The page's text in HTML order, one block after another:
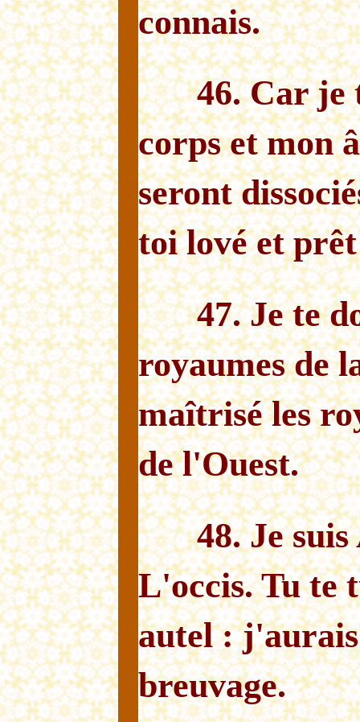
connais.
46. Car je
corps et mon
seront
toi lové et
47. Je te
royaumes de
maîtrisé les
de l'Ouest.
48. Je
L'occis. Tu te
autel :
breuvage.